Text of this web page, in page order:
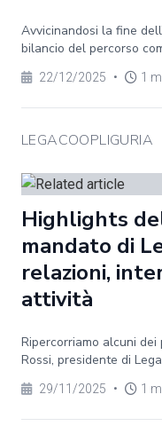
Avvicinandosi la fine
bilancio del percorso
22/12/2025 • 1
LEGACOOPLIGURIA
Highlights
mandato di
relazioni,
attività
Ripercorriamo alcuni
Rossi, presidente di
29/11/2025 • 1